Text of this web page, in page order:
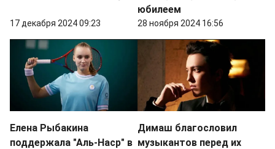
17 декабря 2024 09:23
юбилеем
28 ноября 2024 16:56
Елена Рыбакина
поддержала "Аль-Наср" в
Димаш благословил
музыкантов перед их